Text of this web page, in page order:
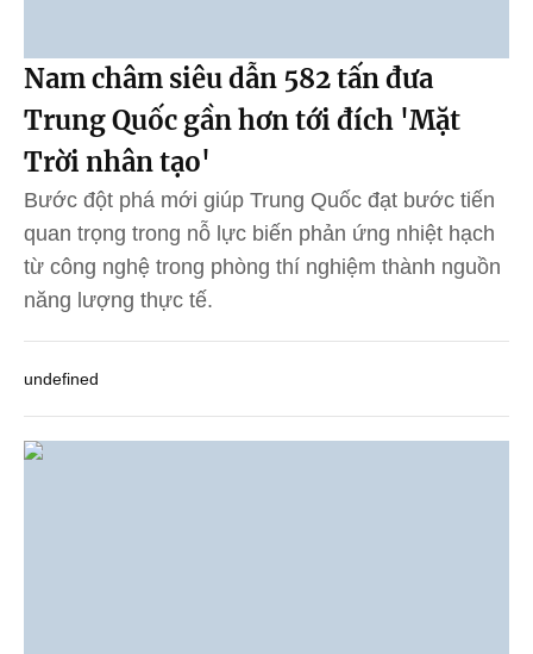
Nam châm siêu dẫn 582 tấn đưa
Trung Quốc gần hơn tới đích 'Mặt
Trời nhân tạo'
Bước đột phá mới giúp Trung Quốc đạt bước tiến
quan trọng trong nỗ lực biến phản ứng nhiệt hạch
từ công nghệ trong phòng thí nghiệm thành nguồn
năng lượng thực tế.
undefined